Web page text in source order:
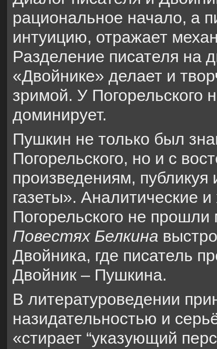
рациональное начало, а
интуицию, отражает
Разделение писателя на
«Двойнике» делает и
зримой. У Погорельского
доминирует.
Пушкин не только был
Погорельского, но и с
произведениям,
газеты». Аналитические
Погорельского не прошли
Повестях Белкина
Двойника, где писатель
Двойник – Пушкина.
В литературоведении
назидательностью и
«стирает “указующий